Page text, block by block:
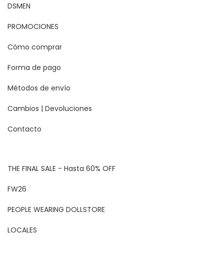
DSMEN
PROMOCIONES
Cómo comprar
Forma de pago
Métodos de envío
Cambios | Devoluciones
Contacto
THE FINAL SALE - Hasta 60% OFF
FW26
PEOPLE WEARING DOLLSTORE
LOCALES